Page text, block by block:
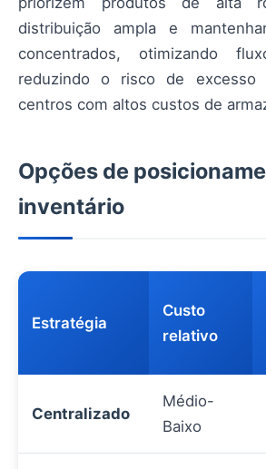
distribuição ampla e
concentrados, otimizando
reduzindo o risco de excesso
centros com altos custos de
Opções de
inventário
Estratégia
Custo
relativo
Centralizado
Médio-
Baixo